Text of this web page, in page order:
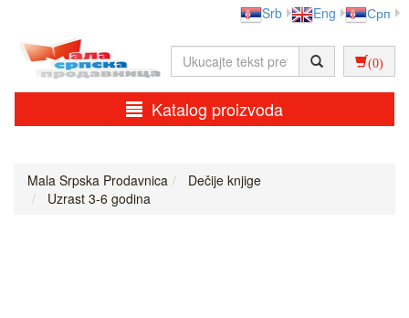
Srb Eng Срп
(0)
Katalog proizvoda
Mala Srpska Prodavnica
Dečije knjige
Uzrast 3-6 godina